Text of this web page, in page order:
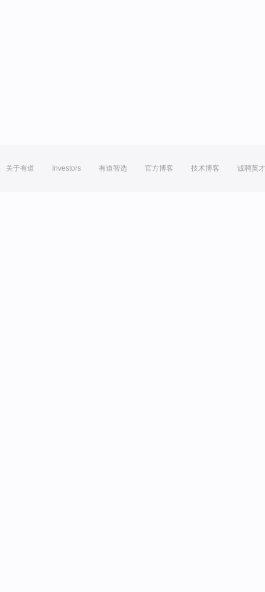
关于有道 Investors 有道智选 官方博客 技术博客 诚聘英才